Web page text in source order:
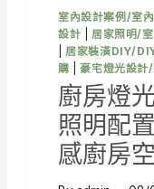
，
打
造
舒
適
質
感
浴
室
室內設計案例/室
設計
居家照明/
|居家裝潢DIY/
購 |豪宅燈光設計
廚房燈
照明配
感廚房